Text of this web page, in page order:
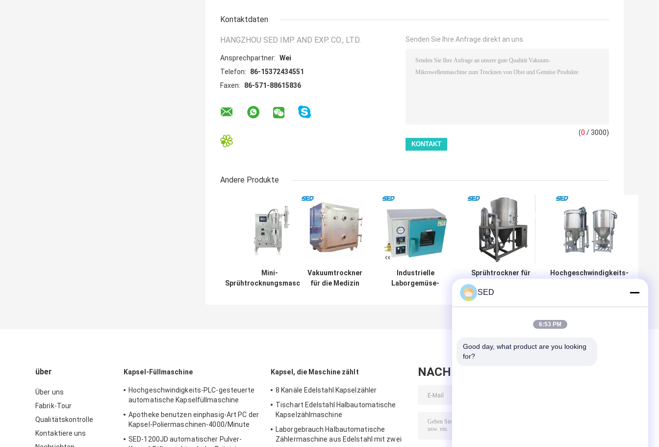
Kontaktdaten
HANGZHOU SED IMP. AND EXP. CO., LTD.
Ansprechpartner: Wei
Telefon:
86-15372434551
Faxen:
86-571-88615836
Senden Sie Ihre Anfrage direkt an uns
(0 / 3000)
Andere Produkte
Mini-
Sprühtrocknungsmaschine
Vakuumtrockner
für die Medizin
Industrielle
Laborgemüse-
Sprühtrockner für
Zwecke Chemische
Lebensmitteltrockner
Hochgeschwindigkeits-
Sprühtrocknungsmaschine
über
Über uns
Fabrik-Tour
Qualitätskontrolle
Kontaktiere uns
Kapsel-Füllmaschine
Hochgeschwindigkeits-PLC-gesteuerte
automatische Kapselfüllmaschine
Apotheke benutzen einphasig-Art PC der
Kapsel-Poliermaschinen-4000/Minute
SED-1200JD automatischer Pulver-
Kapsel, die Maschine zählt
8 Kanäle Edelstahl Kapselzähler
Tischart Edelstahl Halbautomatische
Kapselzählmaschine
Laborgebrauch Halbautomatische
Zählermaschine aus Edelstahl mit zwei
NACHRICHT HINTERLASSEN
SED
6:53 PM
Good day, what product are you looking
for?